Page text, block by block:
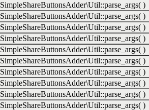
SimpleShareButtonsAdder\Util::parse_args( )
SimpleShareButtonsAdder\Util::parse_args( )
SimpleShareButtonsAdder\Util::parse_args( )
SimpleShareButtonsAdder\Util::parse_args( )
SimpleShareButtonsAdder\Util::parse_args( )
SimpleShareButtonsAdder\Util::parse_args( )
SimpleShareButtonsAdder\Util::parse_args( )
SimpleShareButtonsAdder\Util::parse_args( )
SimpleShareButtonsAdder\Util::parse_args( )
SimpleShareButtonsAdder\Util::parse_args( )